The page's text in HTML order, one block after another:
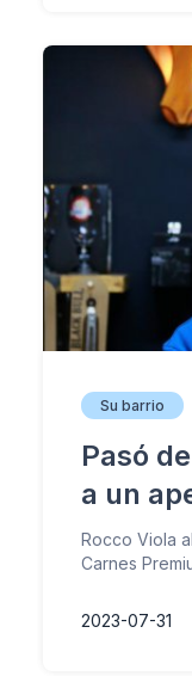
Su barrio
Pasó
a un
Rocco Viola
Carnes
2023-07-31